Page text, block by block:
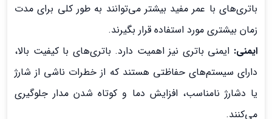
باتری‌های با عمر مفید بیشتر می‌توانند به طور کلی برای مدت
زمان بیشتری مورد استفاده قرار بگیرند.
ایمنی: ایمنی باتری نیز اهمیت دارد. باتری‌های با کیفیت بالا،
دارای سیستم‌های حفاظتی هستند که از خطرات ناشی از شارژ
یا دشارژ نامناسب، افزایش دما و کوتاه شدن مدار جلوگیری
می‌کنند.